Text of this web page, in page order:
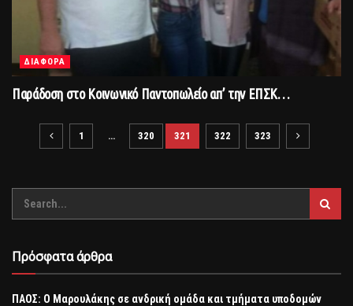
ΔΙΑΦΟΡΑ
Παράδοση στο Κοινωνικό Παντοπωλείο απ’ την ΕΠΣΚ…
1 … 320 321 322 323
Πρόσφατα άρθρα
ΠΑΟΣ: Ο Μαρουλάκης σε ανδρική ομάδα και τμήματα υποδομών